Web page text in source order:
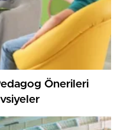
Önerileri